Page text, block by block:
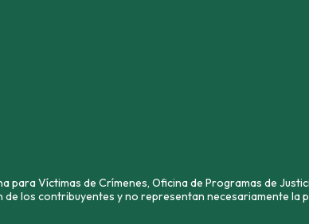
Víctimas de Crímenes, Oficina de Programas de
los contribuyentes y no representan necesariamente